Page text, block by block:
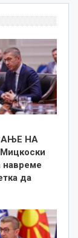
НА
навреме
да